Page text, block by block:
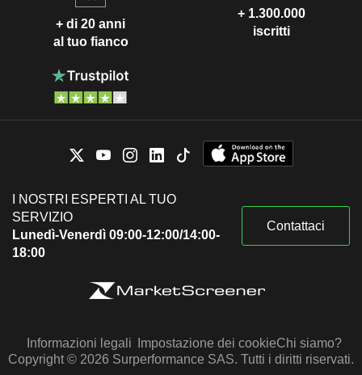
+ di 20 anni
al tuo fianco
+ 1.300.000
iscritti
I NOSTRI ESPERTI AL TUO
SERVIZIO
Lunedì-Venerdì 09:00-12:00/14:00-
18:00
Contattaci
Informazioni legali Impostazione dei cookieChi siamo?
Copyright © 2026 Surperformance SAS. Tutti i diritti riservati.